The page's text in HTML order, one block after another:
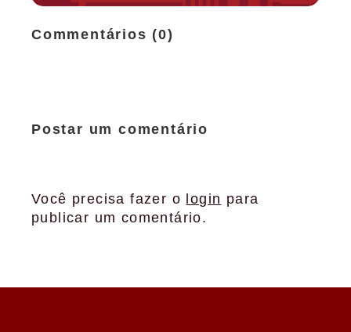
Commentários (0)
Postar um comentário
Você precisa fazer o login para
publicar um comentário.